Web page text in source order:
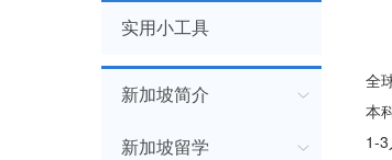
实用小工具
新加坡简介
新加坡留学
全
本
1-